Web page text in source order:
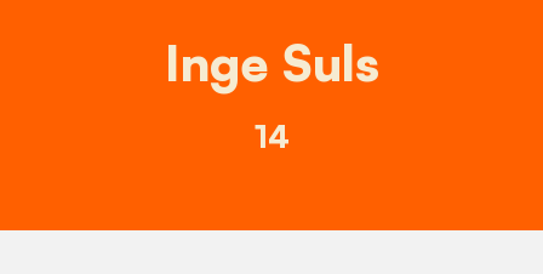
Inge Suls
14